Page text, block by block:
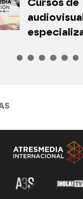
Cursos de
El
suena